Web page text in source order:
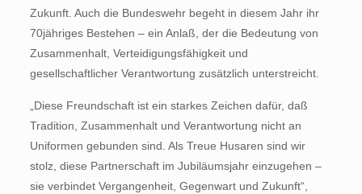
Zukunft. Auch die Bundeswehr begeht in diesem Jahr ihr
70jähriges Bestehen – ein Anlaß, der die Bedeutung von
Zusammenhalt, Verteidigungsfähigkeit und
gesellschaftlicher Verantwortung zusätzlich unterstreicht.
„Diese Freundschaft ist ein starkes Zeichen dafür, daß
Tradition, Zusammenhalt und Verantwortung nicht an
Uniformen gebunden sind. Als Treue Husaren sind wir
stolz, diese Partnerschaft im Jubiläumsjahr einzugehen –
sie verbindet Vergangenheit, Gegenwart und Zukunft“,